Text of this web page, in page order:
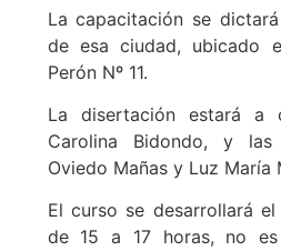
La capacitación se
de esa ciudad, ubicado
Perón Nº 11.
La disertación estará a
Carolina Bidondo, y las
Oviedo Mañas y Luz María
El curso se desarrollará
de 15 a 17 horas, no